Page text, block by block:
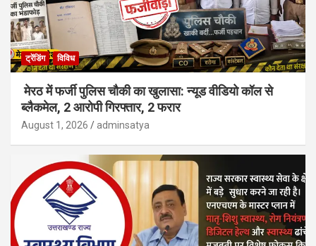
ट्रेंडिंग विविध
मेरठ में फर्जी पुलिस चौकी का खुलासा: न्यूड वीडियो कॉल से
ब्लैकमेल, 2 आरोपी गिरफ्तार, 2 फरार
August 1, 2026 adminsatya